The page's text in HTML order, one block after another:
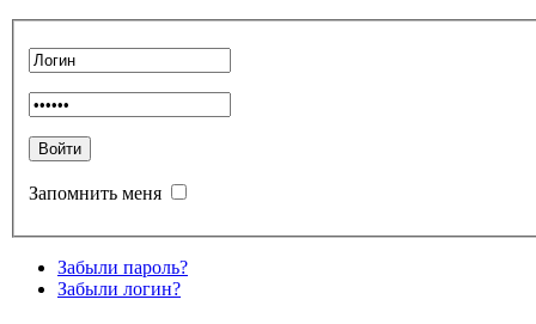
Запомнить меня
Забыли пароль?
Забыли логин?